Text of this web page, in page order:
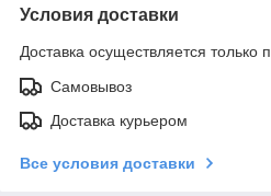
Условия доставки
Доставка осуществляется только
Самовывоз
Доставка курьером
Все условия доставки